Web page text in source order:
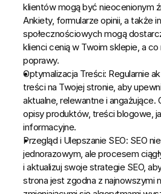
klientów mogą być nieocenionym
Ankiety, formularze opinii, a także
społecznościowych mogą
klienci cenią w Twoim sklepie, a
poprawy.
Optymalizacja Treści: Regularnie
treści na Twojej stronie, aby
aktualne, relewantne i angażujące.
opisy produktów, treści blogowe,
informacyjne.
Przegląd i Ulepszanie SEO: SEO
jednorazowym, ale procesem
i aktualizuj swoje strategie SEO,
strona jest zgodna z najnowszymi